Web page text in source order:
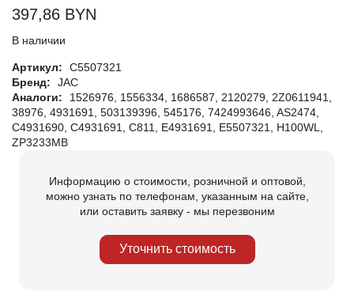
397,86 BYN
В наличии
Артикул:
C5507321
Бренд:
JAC
Аналоги:
1526976, 1556334, 1686587, 2120279, 2Z0611941,
38976, 4931691, 503139396, 545176, 7424993646, AS2474,
C4931690, C4931691, C811, E4931691, E5507321, H100WL,
ZP3233MB
Информацию о стоимости, розничной и оптовой,
можно узнать по телефонам, указанным на сайте,
или оставить заявку - мы перезвоним
Уточнить стоимость